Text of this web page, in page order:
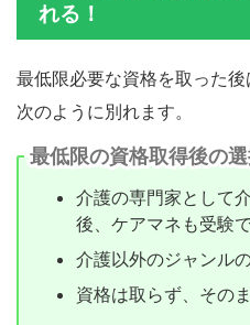
れる！
最低限必要な資格を取った後
次のように別れます。
最低限の資格取得後の
介護の専門家として
後、ケアマネも受験で
介護以外のジャンル
資格は取らず、その